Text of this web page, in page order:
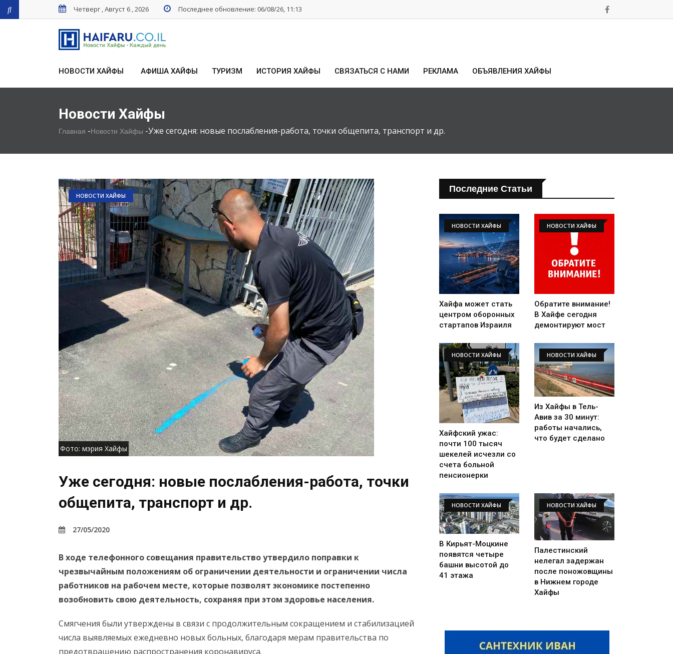
Четверг , Август 6 , 2026 Последнее обновление: 06/08/26, 11:13
НОВОСТИ ХАЙФЫ АФИША ХАЙФЫ ТУРИЗМ ИСТОРИЯ ХАЙФЫ СВЯЗАТЬСЯ С НАМИ РЕКЛАМА ОБЪЯВЛЕНИЯ ХАЙФЫ
Новости Хайфы
Главная -Новости Хайфы -Уже сегодня: новые послабления-работа, точки общепита, транспорт и др.
НОВОСТИ ХАЙФЫ
Фото: мэрия Хайфы
Уже сегодня: новые послабления-работа, точки
общепита, транспорт и др.
27/05/2020
В ходе телефонного совещания правительство утвердило поправки к
чрезвычайным положениям об ограничении деятельности и ограничении числа
работников на рабочем месте, которые позволят экономике постепенно
возобновить свою деятельность, сохраняя при этом здоровье населения.
Смягчения были утверждены в связи с продолжительным сокращением и стабилизацией
числа выявляемых ежедневно новых больных, благодаря мерам правительства по
предотвращению распространения коронавируса.
Последние Статьи
НОВОСТИ ХАЙФЫ
Хайфа может стать
центром оборонных
стартапов Израиля
НОВОСТИ ХАЙФЫ
Обратите внимание!
В Хайфе сегодня
демонтируют мост
НОВОСТИ ХАЙФЫ
Хайфский ужас:
почти 100 тысяч
шекелей исчезли со
счета больной
пенсионерки
НОВОСТИ ХАЙФЫ
Из Хайфы в Тель-
Авив за 30 минут:
работы начались,
что будет сделано
НОВОСТИ ХАЙФЫ
В Кирьят-Моцкине
появятся четыре
башни высотой до
41 этажа
НОВОСТИ ХАЙФЫ
Палестинский
нелегал задержан
после поножовщины
в Нижнем городе
Хайфы